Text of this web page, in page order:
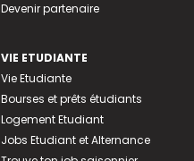
Devenir partenaire
VIE ETUDIANTE
Vie Etudiante
Bourses et prêts étudiants
Logement Etudiant
Jobs Etudiant et Alternance